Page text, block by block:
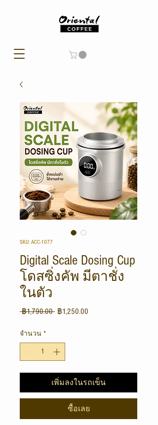
SKU: ACC-1077
Digital Scale Dosing Cup
โดสซิ่งคัพ มีตาชั่ง
ในตัว
฿1,790.00 ราคา
฿1,250.00
จำนวน *
เพิ่มลงในรถเข็น
ซื้อเลย